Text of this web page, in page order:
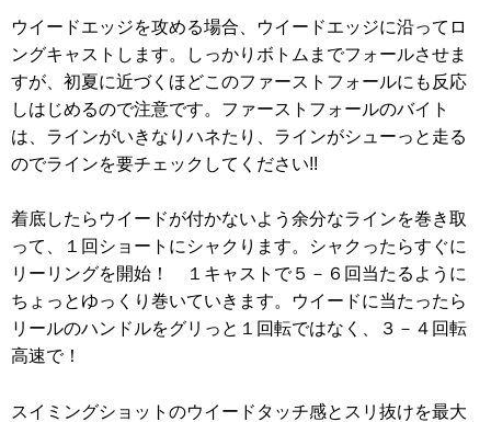
ウイードエッジを攻める場合、ウイードエッジに沿ってロ
ングキャストします。しっかりボトムまでフォールさせま
すが、初夏に近づくほどこのファーストフォールにも反応
しはじめるので注意です。ファーストフォールのバイト
は、ラインがいきなりハネたり、ラインがシューっと走る
のでラインを要チェックしてください!!
着底したらウイードが付かないよう余分なラインを巻き取
って、１回ショートにシャクります。シャクったらすぐに
リーリングを開始！ １キャストで５－６回当たるように
ちょっとゆっくり巻いていきます。ウイードに当たったら
リールのハンドルをグリっと１回転ではなく、３－４回転
高速で！
スイミングショットのウイードタッチ感とスリ抜けを最大